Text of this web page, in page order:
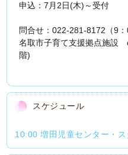
申込：7月2日(木)～受付
問合せ：022‐281-8172（9：
名取市子育て支援拠点施設
階)
スケジュール
10:00 増田児童センター・